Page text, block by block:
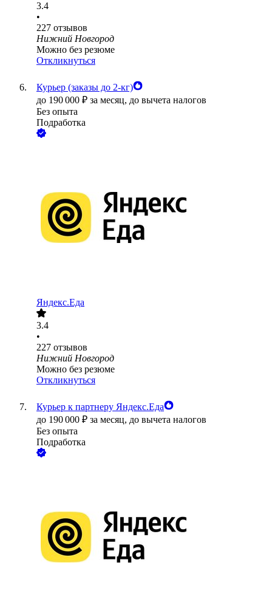
3.4
•
227 отзывов
Нижний Новгород
Можно без резюме
Откликнуться
Курьер (заказы до 2-кг)
до 190 000 ₽ за месяц, до вычета налогов
Без опыта
Подработка
Яндекс.Еда
3.4
•
227 отзывов
Нижний Новгород
Можно без резюме
Откликнуться
Курьер к партнеру Яндекс.Еда
до 190 000 ₽ за месяц, до вычета налогов
Без опыта
Подработка